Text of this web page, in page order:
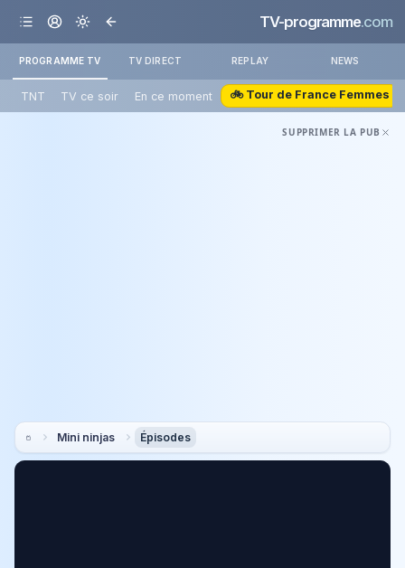
TV-programme.com
PROGRAMME TV TV DIRECT REPLAY NEWS
TNT TV ce soir En ce moment 🚲 Tour de France Femmes
SUPPRIMER LA PUB
Mini ninjas Épisodes